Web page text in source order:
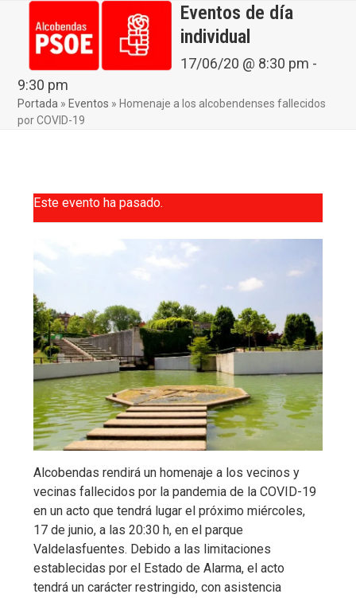
contentmobile
menu
mobile
menu
Eventos de día
individual
17/06/20 @ 8:30 pm -
9:30 pm
Portada » Eventos » Homenaje a los alcobendenses fallecidos
por COVID-19
Este evento ha pasado.
Alcobendas rendirá un homenaje a los vecinos y
vecinas fallecidos por la pandemia de la COVID-19
en un acto que tendrá lugar el próximo miércoles,
17 de junio, a las 20:30 h, en el parque
Valdelasfuentes. Debido a las limitaciones
establecidas por el Estado de Alarma, el acto
tendrá un carácter restringido, con asistencia